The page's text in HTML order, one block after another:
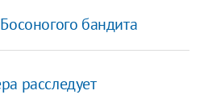
бандита
расследует